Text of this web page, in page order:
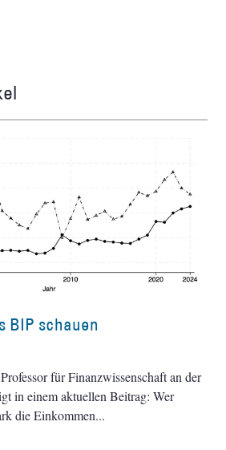
BIP schauen
für Finanzwissenschaft an der
in einem aktuellen Beitrag: Wer
die Einkommen